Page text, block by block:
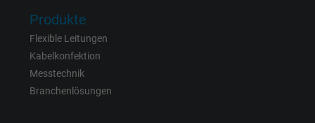
Laufzeit 1 Jahr
Zweck
Anzeigenausrichtung und
Produkte
Flexible Leitungen
Kabelkonfektion
Messtechnik
Branchenlösungen